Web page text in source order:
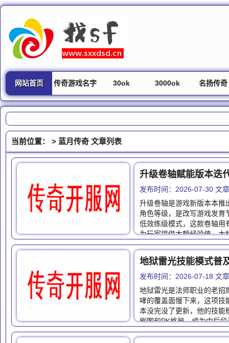
网站首页 传奇游戏名字 30ok 3000ok 名扬传奇
当前位置： > 蓝月传奇 文章列表
升级卷轴赋能版本迭
发布时间：2026-07-30 文
升级卷轴是游戏新版本本推
角色等级，是改写游戏发
低效练级模式，这款卷轴用
为玩家提供大额经验值，
地狱雷光技能模式普
发布时间：2026-07-18 文
地狱雷光是法师职业的老招
哮的覆盖面慢下来，这项
本没完没了更新，他的技能
刷图和PK格局，成为中后